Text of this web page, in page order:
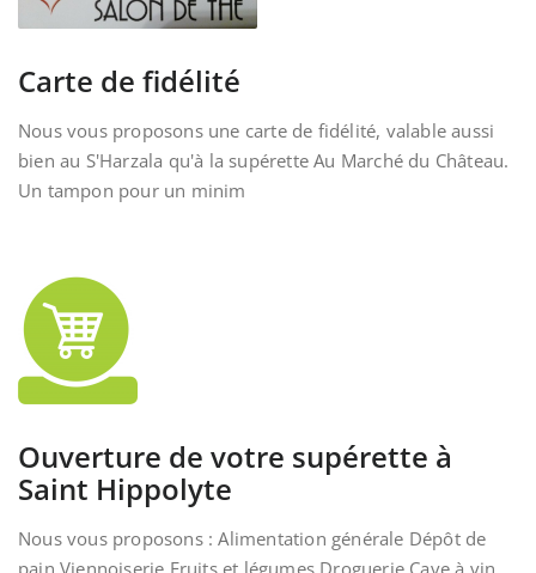
Carte de fidélité
Nous vous proposons une carte de fidélité, valable aussi
bien au S'Harzala qu'à la supérette Au Marché du Château.
Un tampon pour un minim
Ouverture de votre supérette à
Saint Hippolyte
Nous vous proposons : Alimentation générale Dépôt de
pain Viennoiserie Fruits et légumes Droguerie Cave à vin